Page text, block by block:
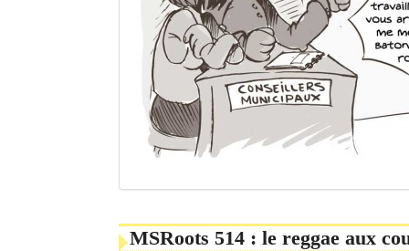
MSRoots 514 : le reggae aux